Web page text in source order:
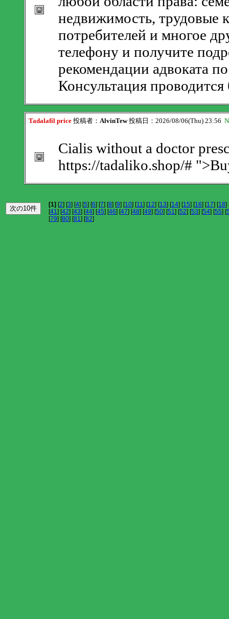
недвижимость, трудовые
потребителей и многое
телефону и получите
рекомендации адвоката
Консультация
Tadalafil price 投稿者： AlvinTew投稿日：2026/08/06(Thu) 23:56
Cialis without a doctor
https://tadaliko.shop/#
[1] [2] [3] [4] [5] [6] [7] [8] [9] [10] [11] [12] [13] [14] [15] [16] [17] [18]
[41] [42] [43] [44] [45] [46] [47] [48] [49] [50] [51] [52] [53] [54] [55] [
[79] [80] [81] [82]